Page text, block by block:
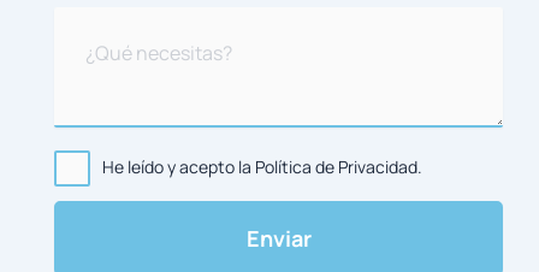
He leído y acepto la Política de Privacidad.